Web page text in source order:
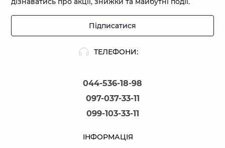
ТЕЛЕФОНИ:
044-536-18-98
097-037-33-11
099-103-33-11
Підписатися
ІНФОРМАЦІЯ